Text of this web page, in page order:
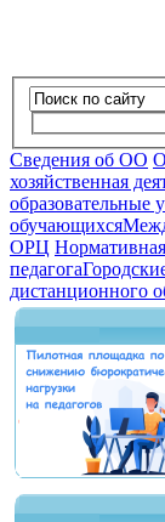
Сведения об ОО
хозяйственная
образовательные
обучающихся
ОРЦ Нормативная
педагога
дистанционного